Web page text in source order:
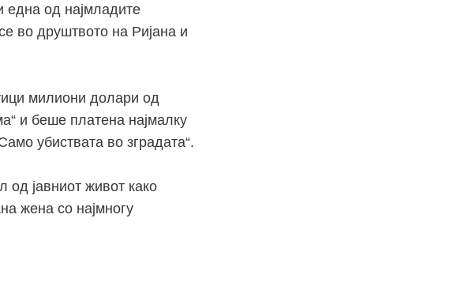
една од најмладите
во друштвото на Ријана и
милиони долари од
и беше платена најмалку
убиствата во зградата“.
од јавниот живот како
жена со најмногу